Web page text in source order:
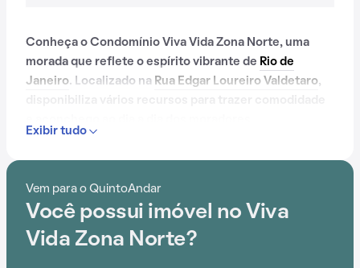
Conheça o Condomínio Viva Vida Zona Norte, uma
morada que reflete o espírito vibrante de Rio de
Janeiro. Localizado na Rua Edgar Loureiro Valdetaro,
Contando com portaria 24 horas, piscina, salão de
Condomínio Viva Vida Zona Norte é preparado para
atender às necessidades dos moradores que buscam
lazer e conforto em um só lugar.
Exibir tudo
Vem para o QuintoAndar
Você possui imóvel no Viva
Vida Zona Norte?